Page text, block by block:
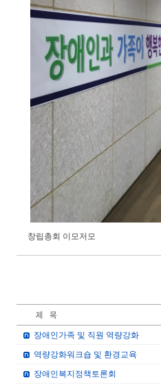
창립총회 이모저모
장애인가족 및 직원 역량강화
역량강화워크숍 및 환경교육
장애인복지정책토론회